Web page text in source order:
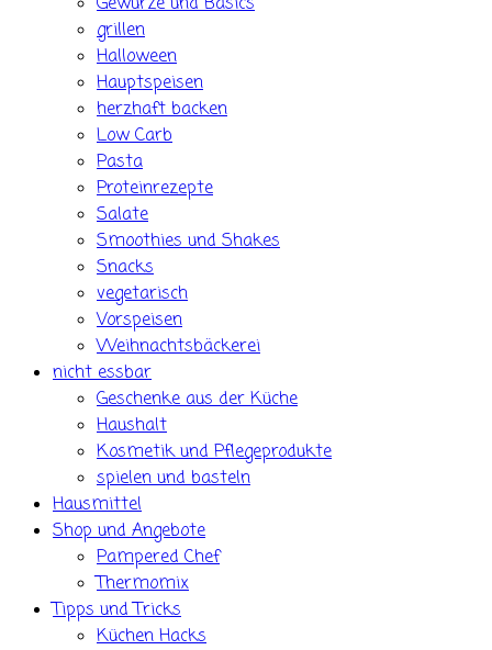
grillen
Halloween
Hauptspeisen
herzhaft backen
Low Carb
Pasta
Proteinrezepte
Salate
Smoothies und Shakes
Snacks
vegetarisch
Vorspeisen
Weihnachtsbäckerei
nicht essbar
Geschenke aus der Küche
Haushalt
Kosmetik und Pflegeprodukte
spielen und basteln
Hausmittel
Shop und Angebote
Pampered Chef
Thermomix
Tipps und Tricks
Küchen Hacks